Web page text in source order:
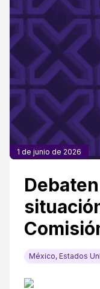
1 de junio de 2026
México, Estados